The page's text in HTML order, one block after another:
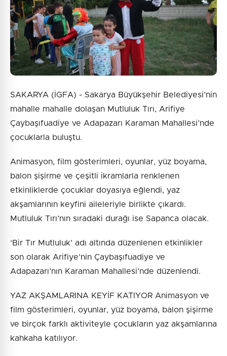
SAKARYA (İGFA) - Sakarya Büyükşehir Belediyesi’nin
mahalle mahalle dolaşan Mutluluk Tırı, Arifiye
Çaybaşıfuadiye ve Adapazarı Karaman Mahallesi’nde
çocuklarla buluştu.
Animasyon, film gösterimleri, oyunlar, yüz boyama,
balon şişirme ve çeşitli ikramlarla renklenen
etkinliklerde çocuklar doyasıya eğlendi, yaz
akşamlarının keyfini aileleriyle birlikte çıkardı.
Mutluluk Tırı’nın sıradaki durağı ise Sapanca olacak.
‘Bir Tır Mutluluk’ adı altında düzenlenen etkinlikler
son olarak Arifiye’nin Çaybaşıfuadiye ve
Adapazarı’nın Karaman Mahallesi’nde düzenlendi.
YAZ AKŞAMLARINA KEYİF KATIYOR Animasyon ve
film gösterimleri, oyunlar, yüz boyama, balon şişirme
ve birçok farklı aktiviteyle çocukların yaz akşamlarına
kahkaha katılıyor.